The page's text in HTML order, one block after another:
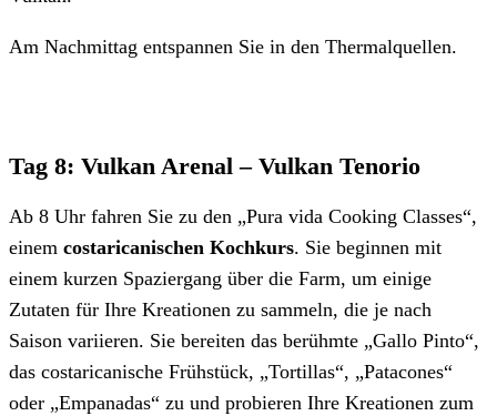
Am Nachmittag entspannen Sie in den Thermalquellen.
Tag 8: Vulkan Arenal – Vulkan Tenorio
Ab 8 Uhr fahren Sie zu den „Pura vida Cooking Classes“,
einem costaricanischen Kochkurs. Sie beginnen mit
einem kurzen Spaziergang über die Farm, um einige
Zutaten für Ihre Kreationen zu sammeln, die je nach
Saison variieren. Sie bereiten das berühmte „Gallo Pinto“,
das costaricanische Frühstück, „Tortillas“, „Patacones“
oder „Empanadas“ zu und probieren Ihre Kreationen zum